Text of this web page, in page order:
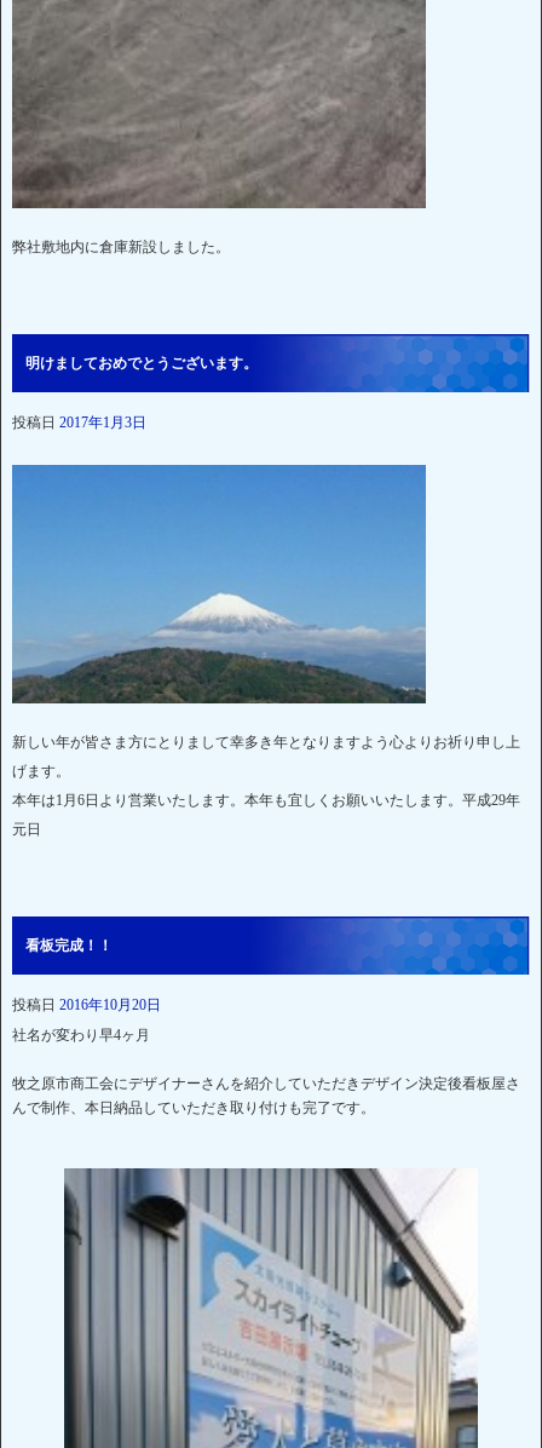
弊社敷地内に倉庫新設しました。
明けましておめでとうございます。
投稿日 2017年1月3日
新しい年が皆さま方にとりまして幸多き年となりますよう心よりお祈り申し上
げます。
本年は1月6日より営業いたします。本年も宜しくお願いいたします。平成29年
元日
看板完成！！
投稿日 2016年10月20日
社名が変わり早4ヶ月
牧之原市商工会にデザイナーさんを紹介していただきデザイン決定後看板屋さ
んで制作、本日納品していただき取り付けも完了です。